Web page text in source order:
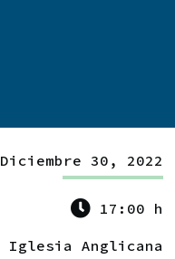
Diciembre 30, 2022
17:00 h
Iglesia Anglicana